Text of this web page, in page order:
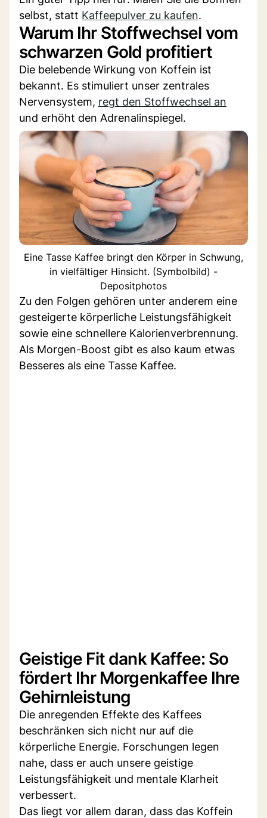
selbst, statt Kaffeepulver zu kaufen.
Warum Ihr Stoffwechsel vom
schwarzen Gold profitiert
Die belebende Wirkung von Koffein ist
bekannt. Es stimuliert unser zentrales
Nervensystem, regt den Stoffwechsel an
und erhöht den Adrenalinspiegel.
Eine Tasse Kaffee bringt den Körper in Schwung,
in vielfältiger Hinsicht. (Symbolbild) -
Depositphotos
Zu den Folgen gehören unter anderem eine
gesteigerte körperliche Leistungsfähigkeit
sowie eine schnellere Kalorienverbrennung.
Als Morgen-Boost gibt es also kaum etwas
Besseres als eine Tasse Kaffee.
Geistige Fit dank Kaffee: So
fördert Ihr Morgenkaffee Ihre
Gehirnleistung
Die anregenden Effekte des Kaffees
beschränken sich nicht nur auf die
körperliche Energie. Forschungen legen
nahe, dass er auch unsere geistige
Leistungsfähigkeit und mentale Klarheit
verbessert.
Das liegt vor allem daran, dass das Koffein